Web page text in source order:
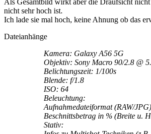
Als Gesamtbild wirkt aber die Draufsicht
nicht sehr hoch ist.
Ich lade sie mal hoch, keine Ahnung ob das
Dateianhänge
Kamera: Galaxy A56 5G
Objektiv: Sony Macro 90/2.8 @
Belichtungszeit: 1/100s
Blende: f/1.8
ISO: 64
Beleuchtung:
Aufnahmedateiformat (RAW/
Beschnittsbetrag in % (Breite u.
Stativ: